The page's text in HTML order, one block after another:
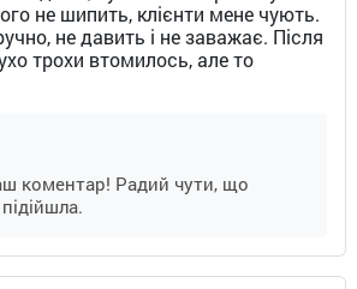
не шипить, клієнти мене чують.
не давить і не заважає. Після
трохи втомилось, але то
коментар! Радий чути, що